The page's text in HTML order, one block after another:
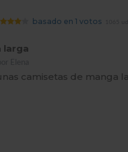
basado en 1 votos
larga
camisetas de manga